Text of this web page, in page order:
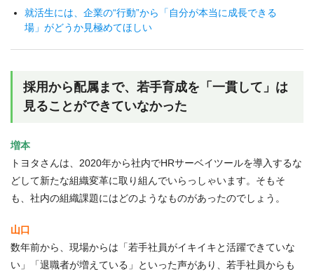
就活生には、企業の“行動”から「自分が本当に成長できる
場」がどうか見極めてほしい
採用から配属まで、若手育成を「一貫して」は
見ることができていなかった
増本
トヨタさんは、2020年から社内でHRサーベイツールを導入するな
どして新たな組織変革に取り組んでいらっしゃいます。そもそ
も、社内の組織課題にはどのようなものがあったのでしょう。
山口
数年前から、現場からは「若手社員がイキイキと活躍できていな
い」「退職者が増えている」といった声があり、若手社員からも